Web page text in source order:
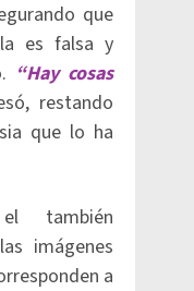
que
es falsa y
“Hay cosas
restando
que lo ha
también
imágenes
a